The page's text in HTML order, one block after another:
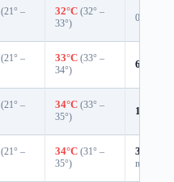
(21° –
32°C (32° –
33°)
0%
(21° –
33°C (33° –
34°)
6%
(21° –
34°C (33° –
35°)
16%
(21° –
34°C (31° –
35°)
35%
mm)